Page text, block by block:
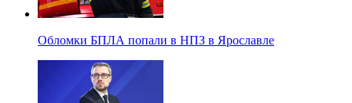
Обломки БПЛА попали в НПЗ в Ярославле